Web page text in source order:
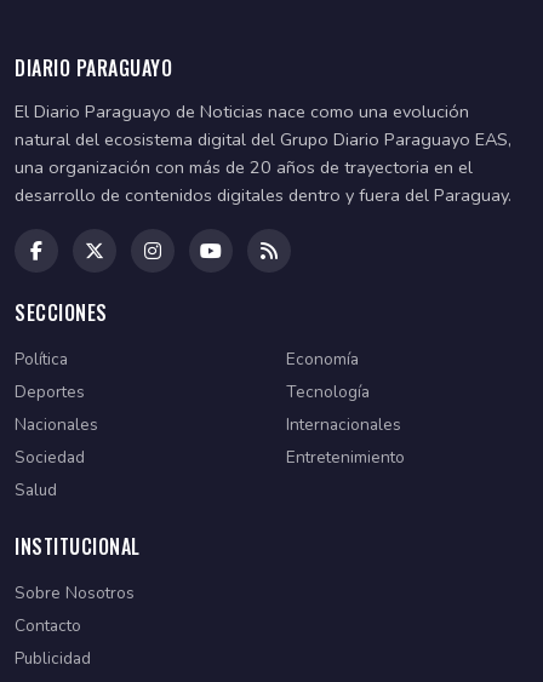
DIARIO PARAGUAYO
El Diario Paraguayo de Noticias nace como una evolución
natural del ecosistema digital del Grupo Diario Paraguayo EAS,
una organización con más de 20 años de trayectoria en el
desarrollo de contenidos digitales dentro y fuera del Paraguay.
SECCIONES
Política
Economía
Deportes
Tecnología
Nacionales
Internacionales
Sociedad
Entretenimiento
Salud
INSTITUCIONAL
Sobre Nosotros
Contacto
Publicidad